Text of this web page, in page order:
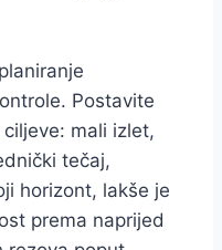
Postavite
mali izlet,
tečaj,
horizont, lakše je
prema naprijed